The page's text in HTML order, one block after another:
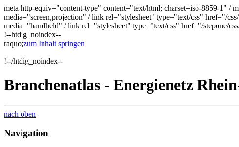
meta http-equiv="content-type" content="text/html; charset=iso-8859-1" /
media="screen,projection" / link rel="stylesheet" type="text/css" href="/
media="handheld" / link rel="stylesheet" type="text/css" href="/stepone/
!--htdig_noindex--
raquo;zum Inhalt springen
!--/htdig_noindex--
Branchenatlas - Energienetz
nach oben
Navigation